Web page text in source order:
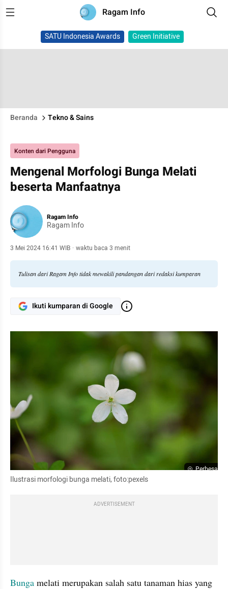
Ragam Info
SATU Indonesia Awards Green Initiative
Beranda Tekno & Sains
Konten dari Pengguna
Mengenal Morfologi Bunga Melati
beserta Manfaatnya
Ragam Info
Ragam Info
3 Mei 2024 16:41 WIB · waktu baca 3 menit
Tulisan dari Ragam Info tidak mewakili pandangan dari redaksi kumparan
Ikuti kumparan di Google
Perbesar
Ilustrasi morfologi bunga melati, foto:pexels
ADVERTISEMENT
Bunga melati merupakan salah satu tanaman hias yang